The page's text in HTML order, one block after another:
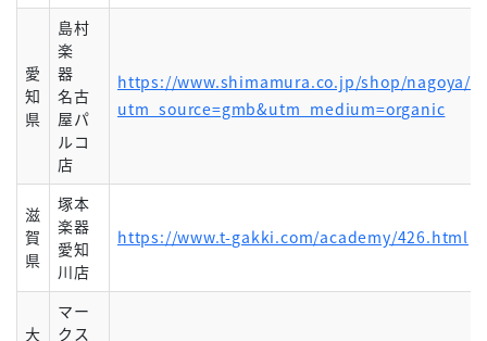
愛
知
県
島村
楽
器
名古
屋パ
ルコ
店
https://www.shimamura.co.jp/shop/nagoya/?
utm_source=gmb&utm_medium=organic
滋
賀
県
塚本
楽器
愛知
川店
https://www.t-gakki.com/academy/426.html
大
マー
クス